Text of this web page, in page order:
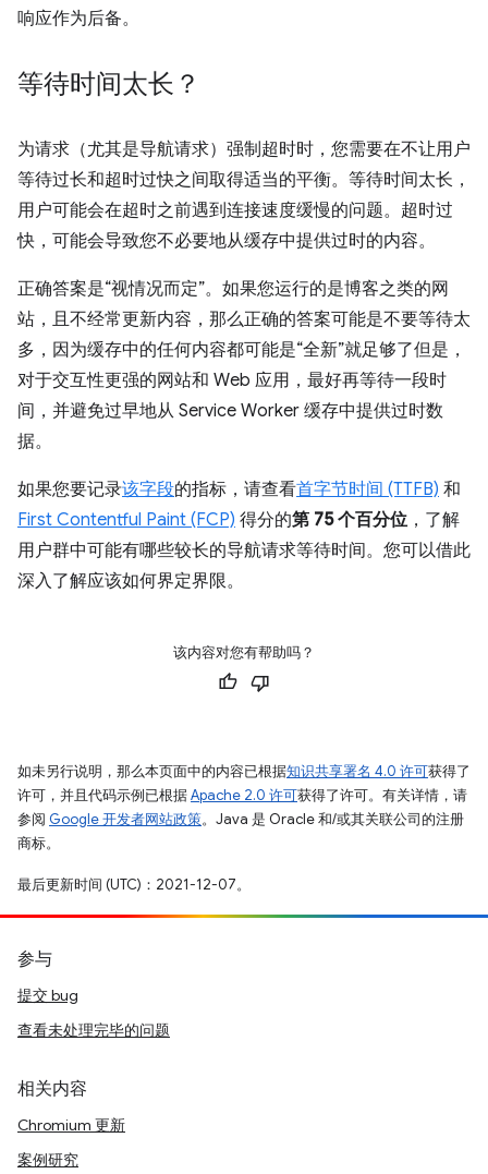
响应作为后备。
等待时间太长？
为请求（尤其是导航请求）强制超时时，您需要在不让用户
等待过长和超时过快之间取得适当的平衡。等待时间太长，
用户可能会在超时之前遇到连接速度缓慢的问题。超时过
快，可能会导致您不必要地从缓存中提供过时的内容。
正确答案是“视情况而定”。如果您运行的是博客之类的网
站，且不经常更新内容，那么正确的答案可能是不要等待太
多，因为缓存中的任何内容都可能是“全新”就足够了但是，
对于交互性更强的网站和 Web 应用，最好再等待一段时
间，并避免过早地从 Service Worker 缓存中提供过时数
据。
如果您要记录该字段的指标，请查看首字节时间 (TTFB) 和
First Contentful Paint (FCP) 得分的第 75 个百分位，了解
用户群中可能有哪些较长的导航请求等待时间。您可以借此
深入了解应该如何界定界限。
该内容对您有帮助吗？
如未另行说明，那么本页面中的内容已根据知识共享署名 4.0 许可获得了
许可，并且代码示例已根据Apache 2.0 许可获得了许可。有关详情，请
参阅 Google 开发者网站政策。Java 是 Oracle 和/或其关联公司的注册
商标。
最后更新时间 (UTC)：2021-12-07。
参与
提交 bug
查看未处理完毕的问题
相关内容
Chromium 更新
案例研究